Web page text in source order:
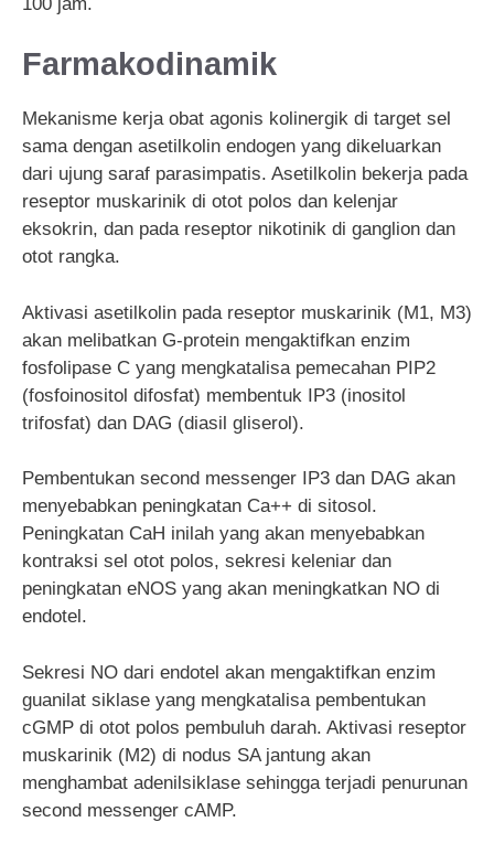
Farmakodinamik
Mekanisme kerja obat agonis kolinergik di target sel
sama dengan asetilkolin endogen yang dikeluarkan
dari ujung saraf parasimpatis. Asetilkolin bekerja pada
reseptor muskarinik di otot polos dan kelenjar
eksokrin, dan pada reseptor nikotinik di ganglion dan
otot rangka.
Aktivasi asetilkolin pada reseptor muskarinik (M1, M3)
akan melibatkan G-protein mengaktifkan enzim
fosfolipase C yang mengkatalisa pemecahan PIP2
(fosfoinositol difosfat) membentuk IP3 (inositol
trifosfat) dan DAG (diasil gliserol).
Pembentukan second messenger IP3 dan DAG akan
menyebabkan peningkatan Ca++ di sitosol.
Peningkatan CaH inilah yang akan menyebabkan
kontraksi sel otot polos, sekresi keleniar dan
peningkatan eNOS yang akan meningkatkan NO di
endotel.
Sekresi NO dari endotel akan mengaktifkan enzim
guanilat siklase yang mengkatalisa pembentukan
cGMP di otot polos pembuluh darah. Aktivasi reseptor
muskarinik (M2) di nodus SA jantung akan
menghambat adenilsiklase sehingga terjadi penurunan
second messenger cAMP.